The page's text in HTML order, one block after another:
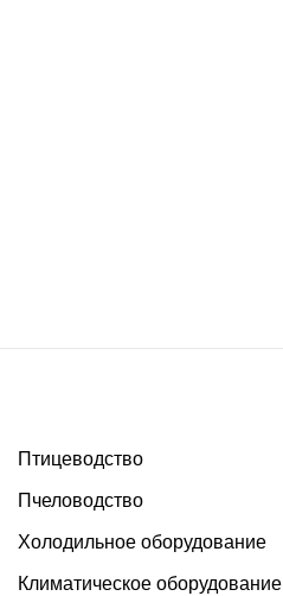
Птицеводство
Пчеловодство
Холодильное оборудование
Климатическое оборудование